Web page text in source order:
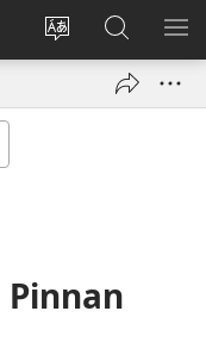
Vaihda
sivuston
Kirjaudu
(avaa
Hae
JW.ORG-
sivustolta